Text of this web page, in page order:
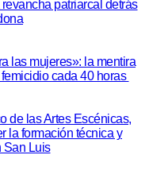
patriarcal detrás
las mujeres»: la mentira
cada 40 horas
de las Artes Escénicas,
la formación técnica y
San Luis